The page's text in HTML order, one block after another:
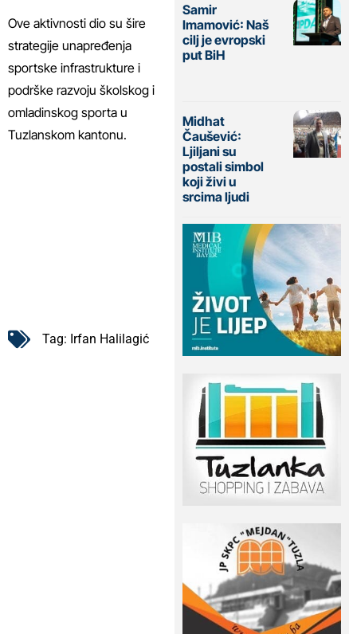
Ove aktivnosti dio su šire
strategije unapređenja
sportske infrastrukture i
podrške razvoju školskog i
omladinskog sporta u
Tuzlanskom kantonu.
Tag: Irfan Halilagić
Samir
Imamović: Naš
cilj je evropski
put BiH
Midhat
Čaušević:
Ljiljani su
postali simbol
koji živi u
srcima ljudi